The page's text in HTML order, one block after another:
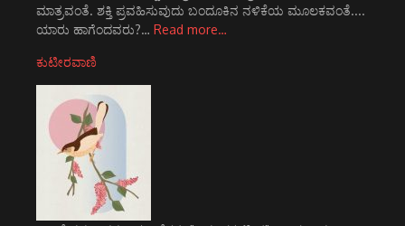
ಮಾತ್ರವಂತೆ. ಶಕ್ತಿ ಪ್ರವಹಿಸುವುದು ಬಂದೂಕಿನ ನಳಿಕೆಯ ಮೂಲಕವಂತೆ....
ಯಾರು ಹಾಗೆಂದವರು?… Read more…
ಕುಟೀರವಾಣಿ